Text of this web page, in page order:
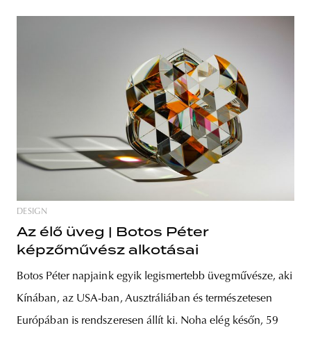
DESIGN
Az élő üveg | Botos Péter
képzőművész alkotásai
Botos Péter napjaink egyik legismertebb üvegművésze, aki
Kínában, az USA-ban, Ausztráliában és természetesen
Európában is rendszeresen állít ki. Noha elég későn, 59